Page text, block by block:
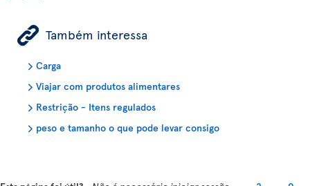
ÿ Também interessa
Carga
Viajar com produtos alimentares
Restrição - Itens regulados
peso e tamanho o que pode levar consigo